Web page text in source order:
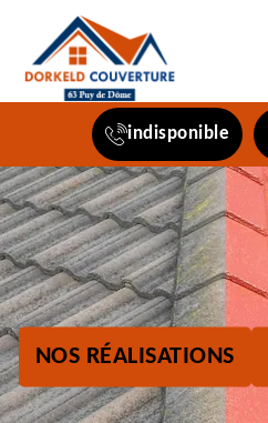
indisponible
NOS RÉALISATIONS